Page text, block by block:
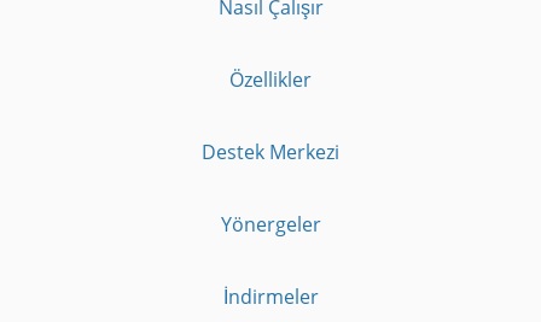
Nasıl Çalışır
Özellikler
Destek Merkezi
Yönergeler
İndirmeler